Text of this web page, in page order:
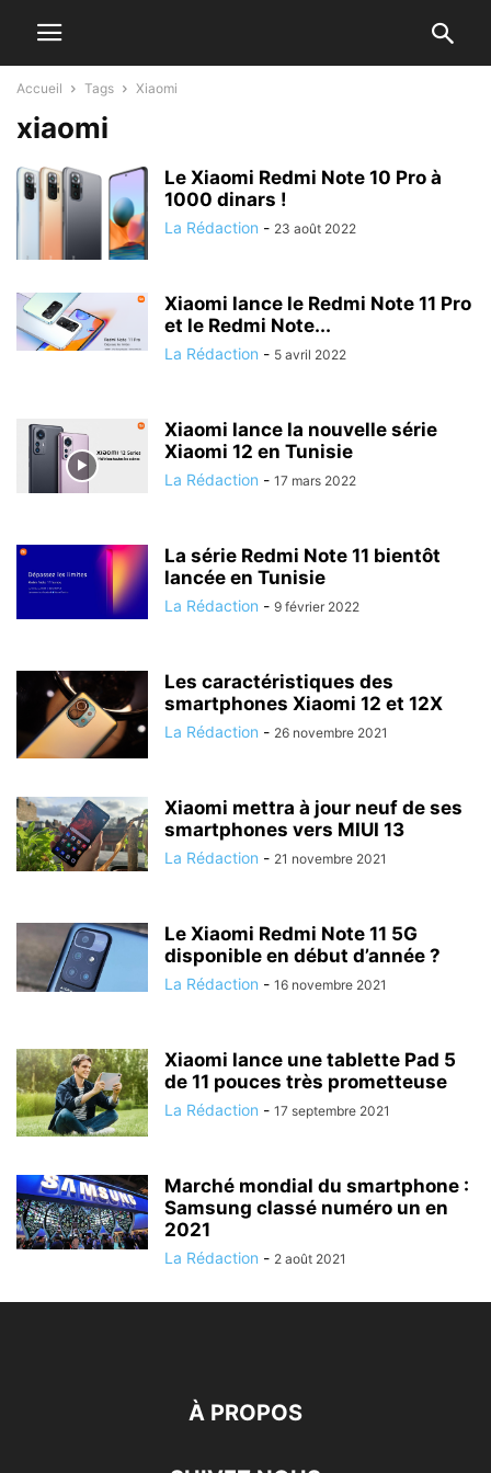
Accueil Tags Xiaomi
xiaomi
Le Xiaomi Redmi Note 10 Pro à
1000 dinars !
La Rédaction - 23 août 2022
Xiaomi lance le Redmi Note 11 Pro
et le Redmi Note...
La Rédaction - 5 avril 2022
Xiaomi lance la nouvelle série
Xiaomi 12 en Tunisie
La Rédaction - 17 mars 2022
La série Redmi Note 11 bientôt
lancée en Tunisie
La Rédaction - 9 février 2022
Les caractéristiques des
smartphones Xiaomi 12 et 12X
La Rédaction - 26 novembre 2021
Xiaomi mettra à jour neuf de ses
smartphones vers MIUI 13
La Rédaction - 21 novembre 2021
Le Xiaomi Redmi Note 11 5G
disponible en début d’année ?
La Rédaction - 16 novembre 2021
Xiaomi lance une tablette Pad 5
de 11 pouces très prometteuse
La Rédaction - 17 septembre 2021
Marché mondial du smartphone :
Samsung classé numéro un en
2021
La Rédaction - 2 août 2021
À PROPOS